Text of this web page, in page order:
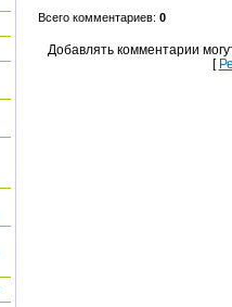
Всего комментариев: 0
Добавлять комментарии
[